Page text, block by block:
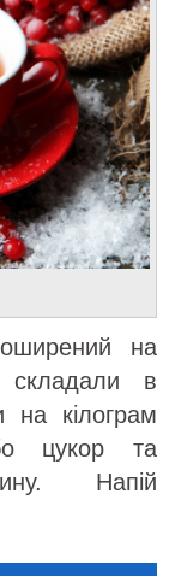
на
складали в
на кілограм
цукор та
Напій